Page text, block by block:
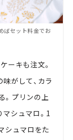
ばセット料金でお
ーキも注文。
がして、カラ
。プリンの上
シュマロ。1
シュマロをた